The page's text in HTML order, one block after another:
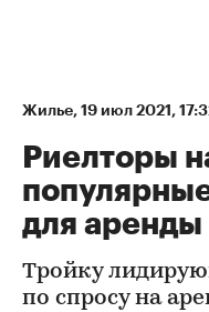
Жилье⁠, 19 июл 2021,
Риелторы
для аренды
Тройку
по спросу на